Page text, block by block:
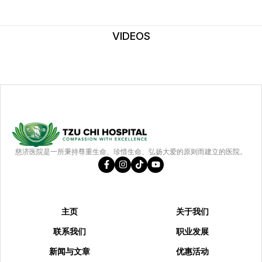
VIDEOS
慈济医院是一所秉持尊重生命、珍惜生命、弘扬大爱的原则而建立的医院。
主页
关于我们
联系我们
职业发展
新闻与文章
优惠活动